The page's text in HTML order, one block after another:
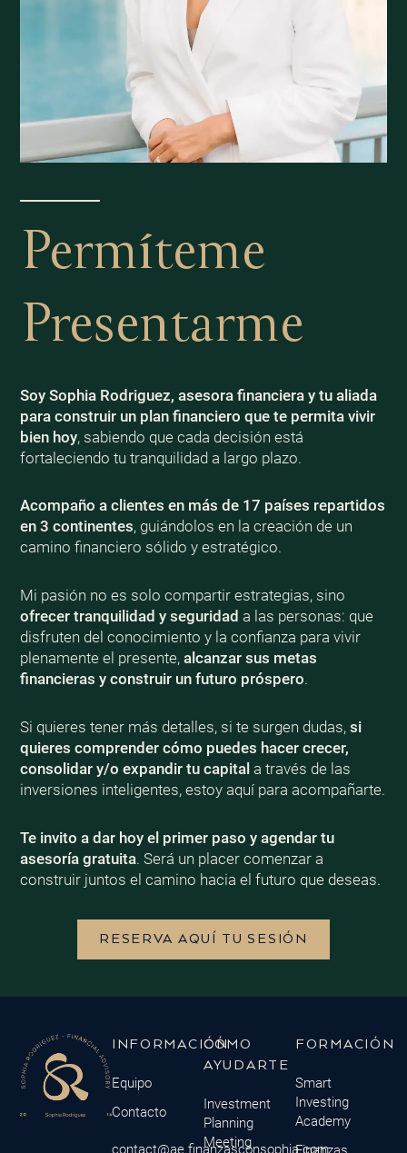
Permíteme
Presentarme
Soy Sophia Rodriguez, asesora financiera y tu aliada
para construir un plan financiero que te permita vivir
bien hoy, sabiendo que cada decisión está
fortaleciendo tu tranquilidad a largo plazo.
Acompaño a clientes en más de 17 países repartidos
en 3 continentes, guiándolos en la creación de un
camino financiero sólido y estratégico.
Mi pasión no es solo compartir estrategias, sino
ofrecer tranquilidad y seguridad a las personas: que
disfruten del conocimiento y la confianza para vivir
plenamente el presente, alcanzar sus metas
financieras y construir un futuro próspero.
Si quieres tener más detalles, si te surgen dudas, si
quieres comprender cómo puedes hacer crecer,
consolidar y/o expandir tu capitala través de las
inversiones inteligentes, estoy aquí para acompañarte.
Te invito a dar hoy el primer paso y agendar tu
asesoría gratuita. Será un placer comenzar a
construir juntos el camino hacia el futuro que deseas.
RESERVA AQUÍ TU SESIÓN
INFORMACIÓN
Equipo
Contacto
contact@ae.finanzasconsophia.com
CÓMO
AYUDARTE
Investment
Planning
Meeting
FORMACIÓN
Smart
Investing
Academy